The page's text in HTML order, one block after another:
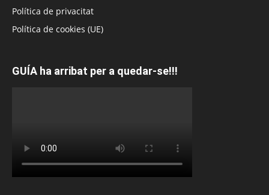
Política de privacitat
Política de cookies (UE)
GUÍA ha arribat per a quedar-se!!!